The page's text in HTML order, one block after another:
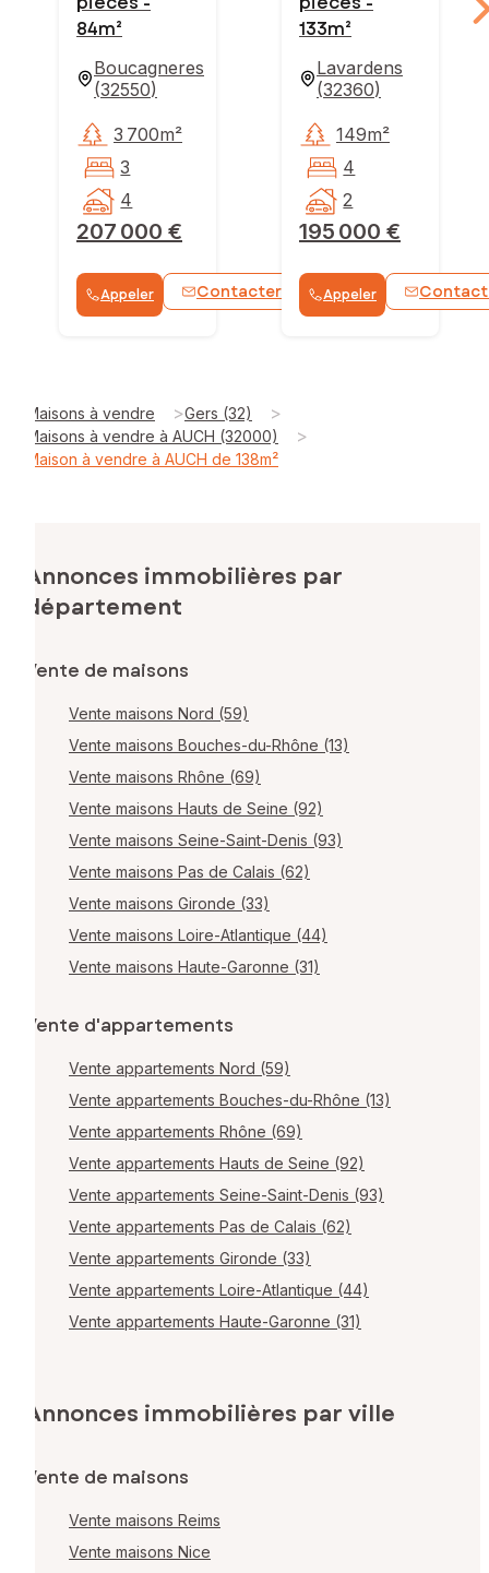
84m²
Boucagneres
(32550)
207 000 €
3 700m²
3
4
Appeler Contacter WhatsApp
133m²
Lavardens
(32360)
195 000 €
149m²
4
2
Appeler
Maisons à vendre >Gers (32) >
Maisons à vendre à AUCH (32000) >
Maison à vendre à AUCH de 138m²
Annonces immobilières par
département
Vente de maisons
Vente maisons Nord (59)
Vente maisons Bouches-du-Rhône (13)
Vente maisons Rhône (69)
Vente maisons Hauts de Seine (92)
Vente maisons Seine-Saint-Denis (93)
Vente maisons Pas de Calais (62)
Vente maisons Gironde (33)
Vente maisons Loire-Atlantique (44)
Vente maisons Haute-Garonne (31)
Vente d'appartements
Vente appartements Nord (59)
Vente appartements Bouches-du-Rhône (13)
Vente appartements Rhône (69)
Vente appartements Hauts de Seine (92)
Vente appartements Seine-Saint-Denis (93)
Vente appartements Pas de Calais (62)
Vente appartements Gironde (33)
Vente appartements Loire-Atlantique (44)
Vente appartements Haute-Garonne (31)
Annonces immobilières par ville
Vente de maisons
Vente maisons Reims
Vente maisons Nice